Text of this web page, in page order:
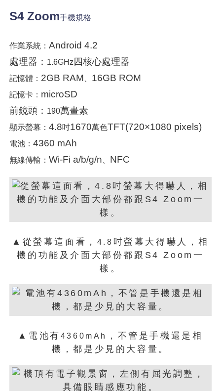
S4 Zoom手機規格
作業系統：Android 4.2
處理器： 1.6GHz 四核心處理器
記憶體： 2GB RAM 16GB ROM
記憶卡： microSD
前鏡頭： 190萬畫素
顯示螢幕：4.8吋1670萬色TFT(720×1080 pixels)
電池：4360 mAh
無線傳輸：Wi-Fi a/b/g/n NFC
▲從螢幕這面看， 4.8 吋螢幕大得嚇人，相
機的功能及介面大部份都跟S4 Zoom一
樣。
▲電池有 4360mAh
，不管是手機還是相
機，都是少見的大容量。